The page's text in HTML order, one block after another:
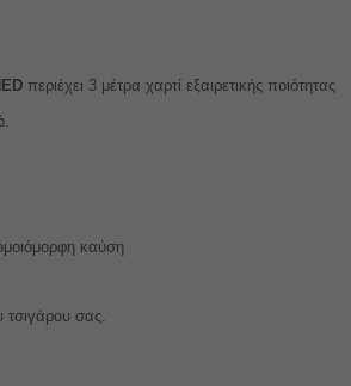
περιέχει 3 μέτρα χαρτί εξαιρετικής ποιότητας
καύση
τσιγάρου σας.